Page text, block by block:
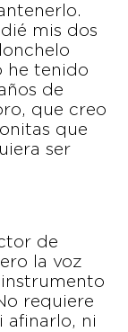
mis dos
he tenido
de
que creo
que
ser
de
la voz
requiere
afinarlo, ni